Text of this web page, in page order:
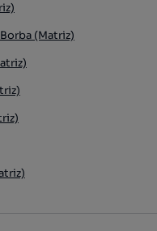
(Matriz)